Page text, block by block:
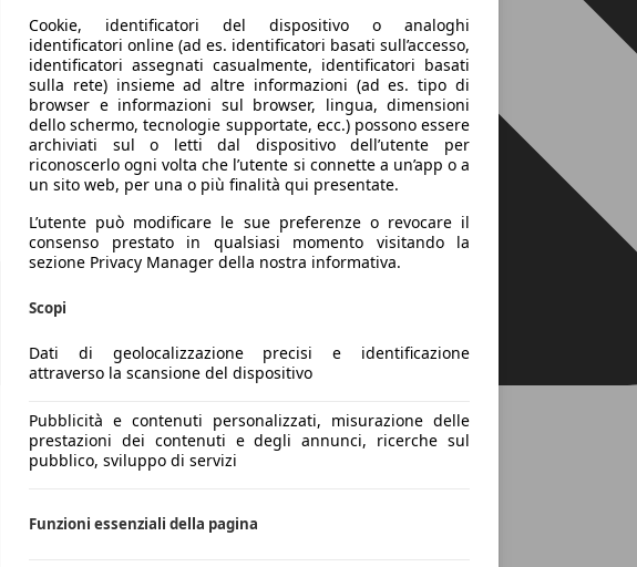
Cookie, identificatori del dispositivo o analoghi
identificatori online (ad es. identificatori basati sull’accesso,
identificatori assegnati casualmente, identificatori basati
sulla rete) insieme ad altre informazioni (ad es. tipo di
browser e informazioni sul browser, lingua, dimensioni
dello schermo, tecnologie supportate, ecc.) possono essere
archiviati sul o letti dal dispositivo dell’utente per
riconoscerlo ogni volta che l’utente si connette a un’app o a
un sito web, per una o più finalità qui presentate.
L’utente può modificare le sue preferenze o revocare il
consenso prestato in qualsiasi momento visitando la
sezione Privacy Manager della nostra informativa.
Scopi
Dati di geolocalizzazione precisi e identificazione
attraverso la scansione del dispositivo
Pubblicità e contenuti personalizzati, misurazione delle
prestazioni dei contenuti e degli annunci, ricerche sul
pubblico, sviluppo di servizi
Funzioni essenziali della pagina